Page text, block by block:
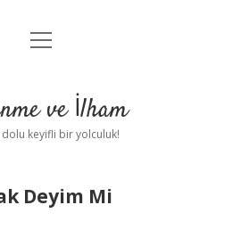
Anasayfa
Yasal Uyarı
menüyü
ve İlham
dolu keyifli bir yolculuk!
Deyim Mi